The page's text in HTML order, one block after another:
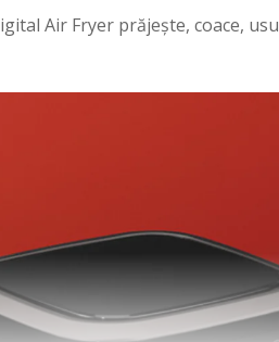
Air Fryer prăjește, coace,